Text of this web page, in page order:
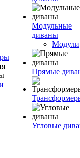
Модульные
диваны
Модули
Прямые
Угловые